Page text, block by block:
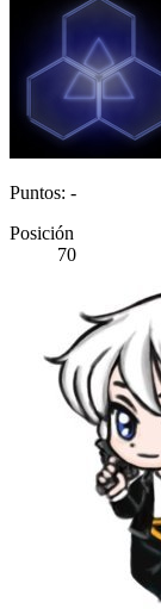
Puntos: -
Posición
70